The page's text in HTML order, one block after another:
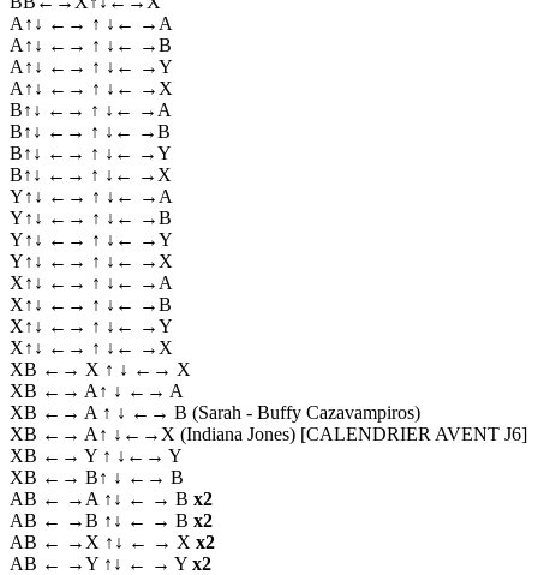
A↑↓ ←→ ↑ ↓← →A
A↑↓ ←→ ↑ ↓← →B
A↑↓ ←→ ↑ ↓← →Y
A↑↓ ←→ ↑ ↓← →X
B↑↓ ←→ ↑ ↓← →A
B↑↓ ←→ ↑ ↓← →B
B↑↓ ←→ ↑ ↓← →Y
B↑↓ ←→ ↑ ↓← →X
Y↑↓ ←→ ↑ ↓← →A
Y↑↓ ←→ ↑ ↓← →B
Y↑↓ ←→ ↑ ↓← →Y
Y↑↓ ←→ ↑ ↓← →X
X↑↓ ←→ ↑ ↓← →A
X↑↓ ←→ ↑ ↓← →B
X↑↓ ←→ ↑ ↓← →Y
X↑↓ ←→ ↑ ↓← →X
XB ←→ X ↑ ↓ ←→ X
XB ←→ A↑ ↓ ←→ A
XB ←→ A ↑ ↓ ←→ B (Sarah - Buffy Cazavampiros)
XB ←→ A↑ ↓←→X (Indiana Jones) [CALENDRIER AVENT J6]
XB ←→ Y ↑ ↓←→ Y
XB ←→ B↑ ↓ ←→ B
AB ← →A ↑↓ ← → B x2
AB ← →B ↑↓ ← → B x2
AB ← →X ↑↓ ← → X x2
AB ← →Y ↑↓ ← → Y x2